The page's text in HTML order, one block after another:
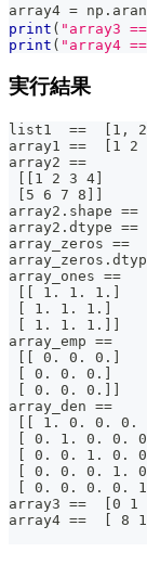
array4 = np .
print ( "array3
print ( "array4
実行結果
list1  ==  [1,
array1 ==  [1 2
array2 ==
[[1 2 3 4]
[5 6 7 8]]
array2.shape
array2.dtype
array_zeros
array_ones ==
[[ 1. 1. 1.]
[ 1. 1. 1.]
[ 1. 1. 1.]]
array_emp ==
[[ 0. 0. 0.]
[ 0. 0. 0.]
[ 0. 0. 0.]]
array_den ==
[[ 1. 0. 0. 0.
[ 0. 1. 0. 0.
[ 0. 0. 1. 0.
[ 0. 0. 0. 1.
[ 0. 0. 0. 0.
array3 ==  [0 1
array4 ==  [ 8